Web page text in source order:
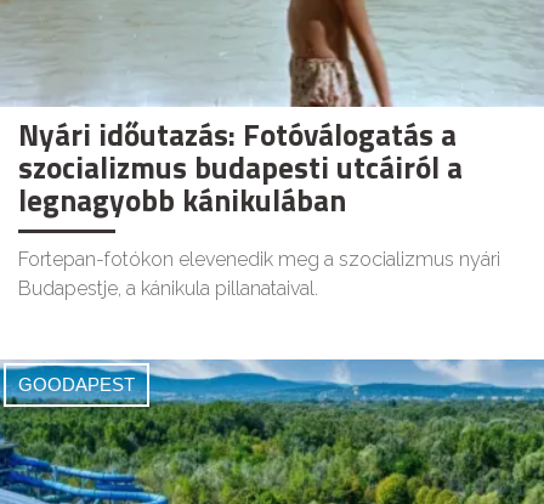
Nyári időutazás: Fotóválogatás a
szocializmus budapesti utcáiról a
legnagyobb kánikulában
Fortepan-fotókon elevenedik meg a szocializmus nyári
Budapestje, a kánikula pillanataival.
GOODAPEST